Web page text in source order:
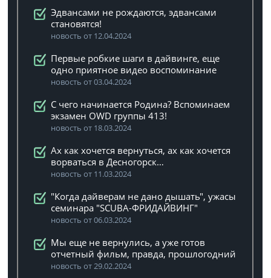
Эдвансами не рождаются, эдвансами
становятся!
новость от 12.04.2024
Первые робкие шаги в дайвинге, еще
одно приятное видео воспоминание
новость от 03.04.2024
C чего начинается Родина? Вспоминаем
экзамен OWD группы 413!
новость от 18.03.2024
Ах как хочется вернуться, ах как хочется
ворваться в Десногорск…
новость от 11.03.2024
"Когда дайверам не дано дышать", ужасы
семинара "SCUBA-ФРИДАЙВИНГ"
новость от 06.03.2024
Мы еще не вернулись, а уже готов
отчетный фильм, правда, прошлогодний
новость от 29.02.2024